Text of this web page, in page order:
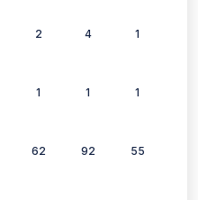
2 4 1
1 1 1
62 92 55